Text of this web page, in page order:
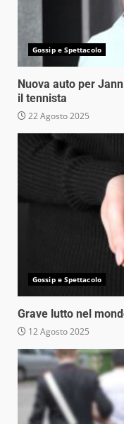
Gossip e Spettacolo
Nuova auto per
il tennista
22 Agosto 2025
Gossip e Spettacolo
Grave lutto nel
12 Agosto 2025